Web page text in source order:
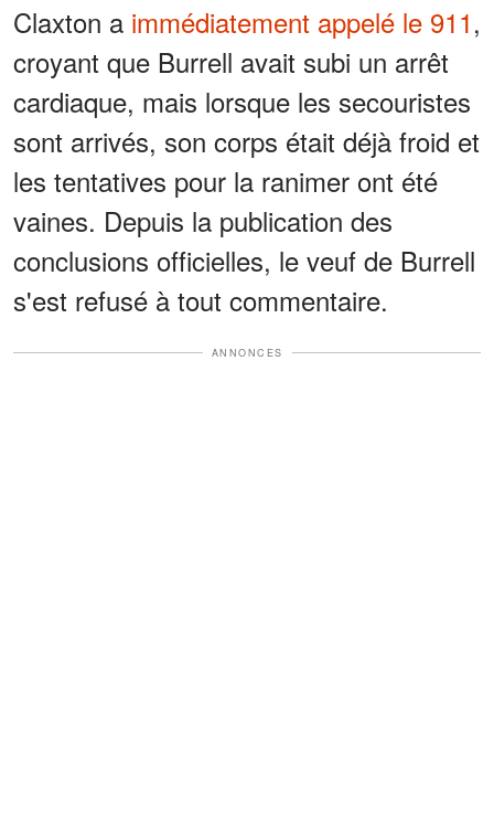
Claxton a immédiatement appelé le 911,
croyant que Burrell avait subi un arrêt
cardiaque, mais lorsque les secouristes
sont arrivés, son corps était déjà froid et
les tentatives pour la ranimer ont été
vaines. Depuis la publication des
conclusions officielles, le veuf de Burrell
s'est refusé à tout commentaire.
ANNONCES